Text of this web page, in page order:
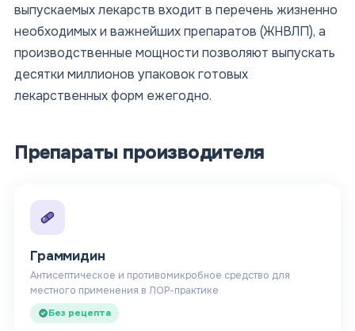
выпускаемых лекарств входит в перечень жизненно
необходимых и важнейших препаратов (ЖНВЛП), а
производственные мощности позволяют выпускать
десятки миллионов упаковок готовых
лекарственных форм ежегодно.
Препараты производителя
Граммидин
Антисептическое и противомикробное средство для
местного применения в ЛОР-практике
Без рецепта